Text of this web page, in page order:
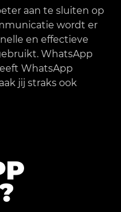
aan te sluiten op
wordt er
en effectieve
WhatsApp
WhatsApp
jij straks ook